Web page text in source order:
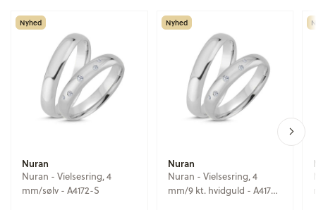
Nyhed
Nuran
Nuran - Vielsesring, 4
mm/sølv - A4172-S
Nyhed
Nuran
Nuran - Vielsesring, 4
mm/9 kt. hvidguld - A4172-